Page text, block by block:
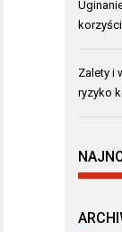
Zalety i
ryzyko